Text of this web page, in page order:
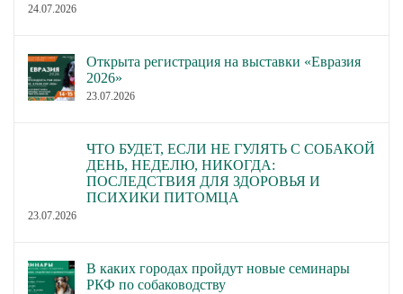
24.07.2026
Открыта регистрация на выставки «Евразия
2026»
23.07.2026
ЧТО БУДЕТ, ЕСЛИ НЕ ГУЛЯТЬ С СОБАКОЙ
ДЕНЬ, НЕДЕЛЮ, НИКОГДА:
ПОСЛЕДСТВИЯ ДЛЯ ЗДОРОВЬЯ И
ПСИХИКИ ПИТОМЦА
23.07.2026
В каких городах пройдут новые семинары
РКФ по собаководству